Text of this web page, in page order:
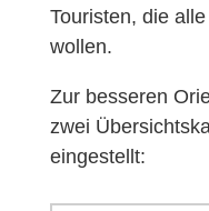
Touristen, die
wollen.
Zur besseren
zwei
eingestellt: